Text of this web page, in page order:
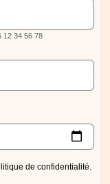
12 34 56 78
de confidentialité.